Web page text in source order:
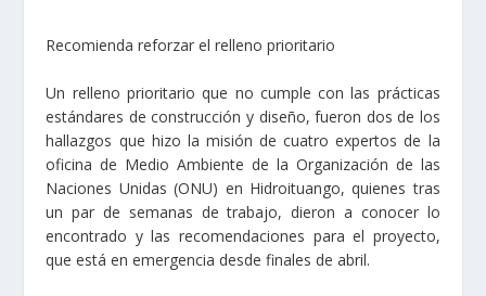
Recomienda reforzar el relleno prioritario
Un relleno prioritario que no cumple con las prácticas
estándares de construcción y diseño, fueron dos de los
hallazgos que hizo la misión de cuatro expertos de la
oficina de Medio Ambiente de la Organización de las
Naciones Unidas (ONU) en Hidroituango, quienes tras
un par de semanas de trabajo, dieron a conocer lo
encontrado y las recomendaciones para el proyecto,
que está en emergencia desde finales de abril.